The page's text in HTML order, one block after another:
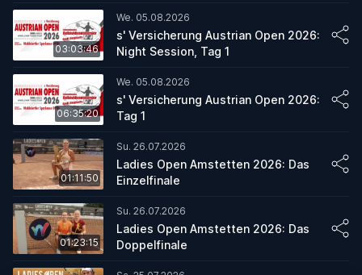
03:03:46
We. 05.08.2026
s' Versicherung Austrian Open 2026:
Night Session, Tag 1
06:35:20
We. 05.08.2026
s' Versicherung Austrian Open 2026:
Tag 1
01:11:50
Su. 26.07.2026
Ladies Open Amstetten 2026: Das
Einzelfinale
01:23:15
Su. 26.07.2026
Ladies Open Amstetten 2026: Das
Doppelfinale